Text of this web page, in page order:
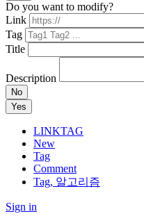
Do you want to modify?
Link
Tag
Title
Description
No
Yes
LINKTAG
New
Tag
Comment
Tag, 알고리즘
Sign in